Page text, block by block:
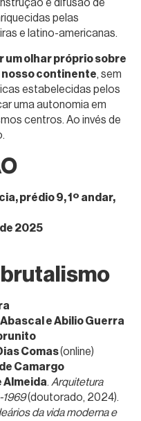
pelas
e latino-americanas.
um olhar próprio sobre
nosso continente, sem
estabelecidas pelos
uma autonomia em
centros. Ao invés de
prédio 9, 1º andar,
2025
brutalismo
e Abilio Guerra
Comas(online)
Camargo
Almeida. Arquitetura
(doutorado, 2024).
da vida moderna e